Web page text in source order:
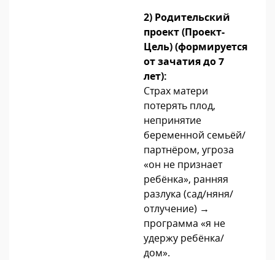
2) Родительский
проект (Проект-
Цель) (формируется
от зачатия до 7
лет):
Страх матери
потерять плод,
непринятие
беременной семьёй/
партнёром, угроза
«он не признает
ребёнка», ранняя
разлука (сад/няня/
отлучение) →
программа «я не
удержу ребёнка/
дом».